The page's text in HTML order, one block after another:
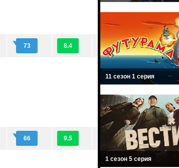
73 8.4
66 9.5
11 сезон 1 серия
1 сезон 5 серия